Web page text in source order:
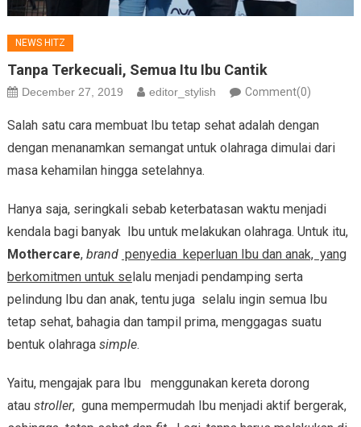
NEWS HITZ
Tanpa Terkecuali, Semua Itu Ibu Cantik
December 27, 2019 editor_stylish Comment(0)
Salah satu cara membuat Ibu tetap sehat adalah dengan
dengan menanamkan semangat untuk olahraga dimulai dari
masa kehamilan hingga setelahnya.
Hanya saja, seringkali sebab keterbatasan waktu menjadi
kendala bagi banyak Ibu untuk melakukan olahraga. Untuk itu,
Mothercare, brand penyedia keperluan Ibu dan anak, yang
berkomitmen untuk selalu menjadi pendamping serta
pelindung Ibu dan anak, tentu juga selalu ingin semua Ibu
tetap sehat, bahagia dan tampil prima, menggagas suatu
bentuk olahragasimple.
Yaitu, mengajak para Ibu menggunakan kereta dorong
atau stroller, guna mempermudah Ibu menjadi aktif bergerak,